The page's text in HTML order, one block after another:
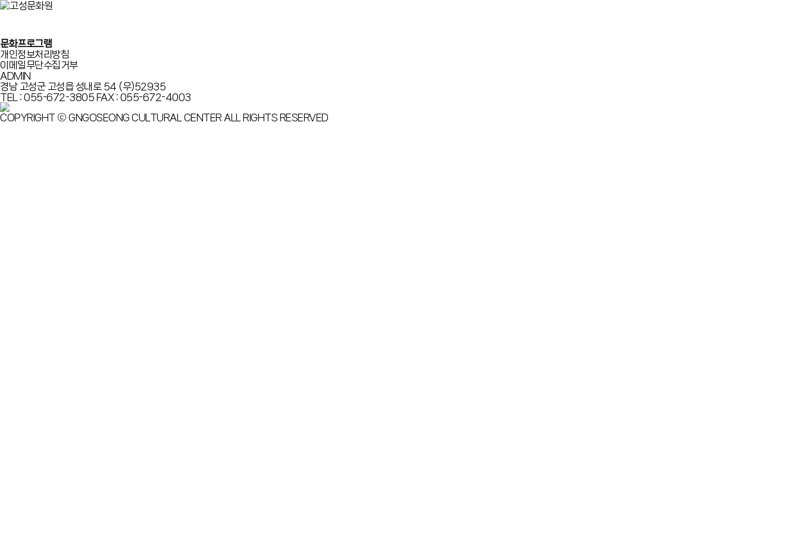
콘텐츠로
문화프로그램
개인정보처리방침
이메일무단수집거부
ADMIN
경남 고성군 고성읍 성내로 54 (우)52935
TEL : 055-672-3805 FAX : 055-672-4003
COPYRIGHT ⓒ GNGOSEONG CULTURAL CENTER ALL RIGHTS RESERVED